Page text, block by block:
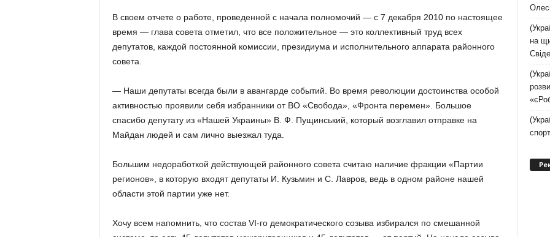
В своем отчете о работе, проведенной с начала полномочий — с 7 декабря 2010 по настоящее
время — глава совета отметил, что все положительное — это коллективный труд всех
депутатов, каждой постоянной комиссии, президиума и исполнительного аппарата районного
совета.
— Наши депутаты всегда были в авангарде событий. Во время революции достоинства особой
активностью проявили себя избранники от ВО «Свобода», «Фронта перемен». Большое
спасибо депутату из «Нашей Украины» В. Ф. Пущинський, который возглавил отправке на
Майдан людей и сам лично выезжал туда.
Большим недоработкой действующей районного совета считаю наличие фракции «Партии
регионов», в которую входят депутаты И. Кузьмин и С. Лавров, ведь в одном районе нашей
области этой партии уже нет.
Хочу всем напомнить, что состав VI-го демократического созыва избирался по смешанной
на